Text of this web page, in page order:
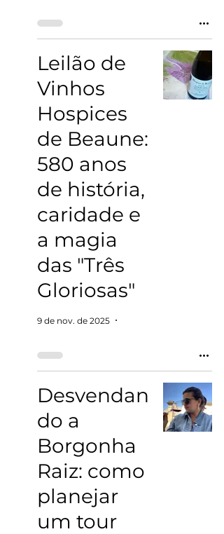
Leilão de
Vinhos
Hospices
de Beaune:
580 anos
de história,
caridade e
a magia
das "Três
Gloriosas"
9 de nov. de 2025
Desvendan
do a
Borgonha
Raiz: como
planejar
um tour